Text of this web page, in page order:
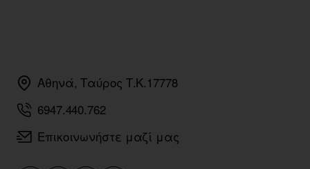
Αθηνά, Ταύρος Τ.Κ.17778
6947.440.762
Επικοινωνήστε μαζί μας